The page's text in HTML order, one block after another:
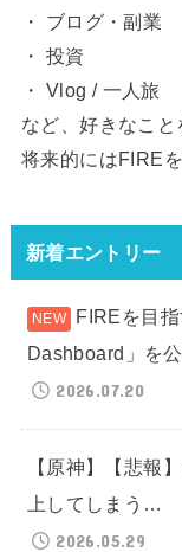
・ ブログ・副業
・ 投資
・ Vlog / 一人旅
など、好きなこと
将来的にはFIRE
新着エントリー
FIREを目
Dashboard」を
2026.07.20
【原神】【悲報
上してしまう…
2026.05.29